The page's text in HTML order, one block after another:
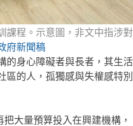
課程。示意圖，非文中指涉對
府新聞稿
的身心障礙者與長者，其生活
區的人，孤獨感與失權感特別
大量預算投入在興建機構，